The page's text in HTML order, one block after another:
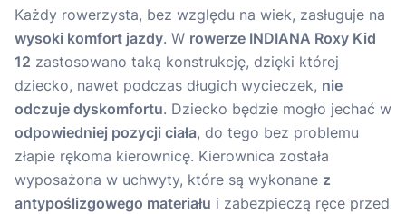
Każdy rowerzysta, bez względu na wiek, zasługuje na
wysoki komfort jazdy. W rowerze INDIANA Roxy Kid
12 zastosowano taką konstrukcję, dzięki której
dziecko, nawet podczas długich wycieczek, nie
odczuje dyskomfortu. Dziecko będzie mogło jechać w
odpowiedniej pozycji ciała, do tego bez problemu
złapie rękoma kierownicę. Kierownica została
wyposażona w uchwyty, które są wykonane z
antypoślizgowego materiału i zabezpieczą ręce przed